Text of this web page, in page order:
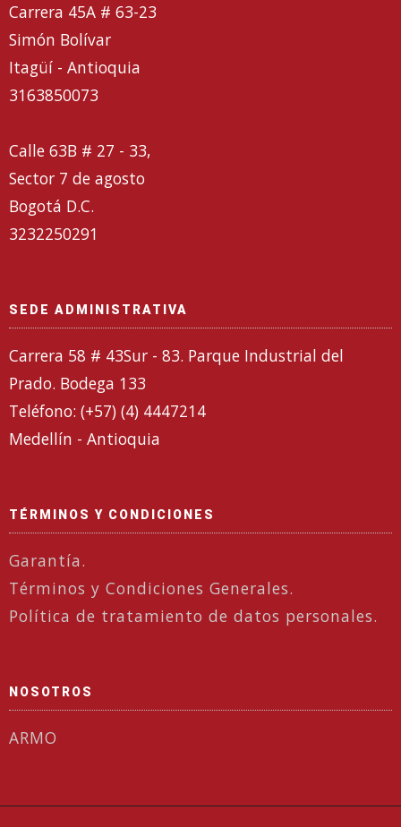
Carrera 45A # 63-23
Simón Bolívar
Itagüí - Antioquia
3163850073
Calle 63B # 27 - 33,
Sector 7 de agosto
Bogotá D.C.
3232250291
SEDE ADMINISTRATIVA
Carrera 58 # 43Sur - 83. Parque Industrial del
Prado. Bodega 133
Teléfono: (+57) (4) 4447214
Medellín - Antioquia
TÉRMINOS Y CONDICIONES
Garantía.
Términos y Condiciones Generales.
Política de tratamiento de datos personales.
NOSOTROS
ARMO